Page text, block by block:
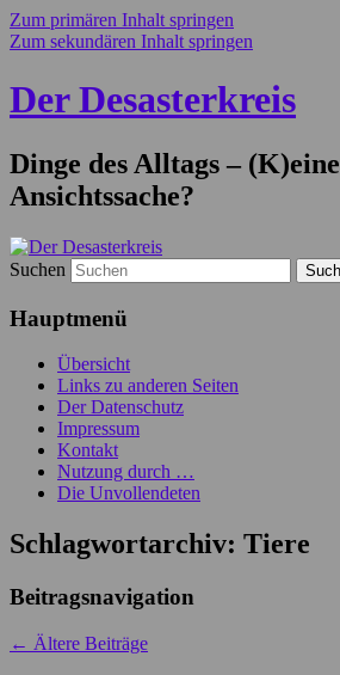
Zum primären Inhalt springen
Zum sekundären Inhalt springen
Der Desasterkreis
Dinge des Alltags – (K)eine
Ansichtssache?
Suchen
Hauptmenü
Übersicht
Links zu anderen Seiten
Der Datenschutz
Impressum
Kontakt
Nutzung durch …
Die Unvollendeten
Schlagwortarchiv: Tiere
Beitragsnavigation
← Ältere Beiträge